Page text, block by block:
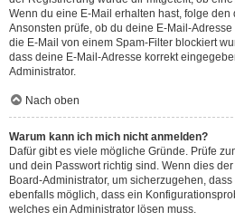
Wenn du eine E-Mail erhalten hast, folge
Ansonsten prüfe, ob du deine E-Mail-
die E-Mail von einem Spam-Filter blockiert
dass deine E-Mail-Adresse korrekt
Administrator.
Nach oben
Warum kann ich mich nicht anmelden?
Dafür gibt es viele mögliche Gründe. Prüfe
und dein Passwort richtig sind. Wenn dies
Board-Administrator, um sicherzugehen,
ebenfalls möglich, dass ein
welches ein Administrator lösen muss.